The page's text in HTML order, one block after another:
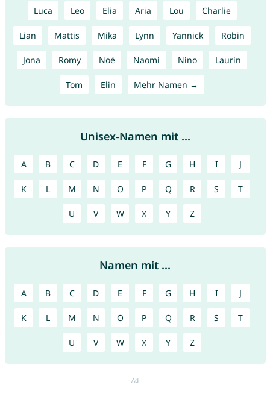
Luca Leo Elia Aria Lou Charlie
Lian Mattis Mika Lynn Yannick Robin
Jona Romy Noé Naomi Nino Laurin
Tom Elin Mehr Namen →
Unisex-Namen mit ...
A B C D E F G H I J
K L M N O P Q R S T
U V W X Y Z
Namen mit ...
A B C D E F G H I J
K L M N O P Q R S T
U V W X Y Z